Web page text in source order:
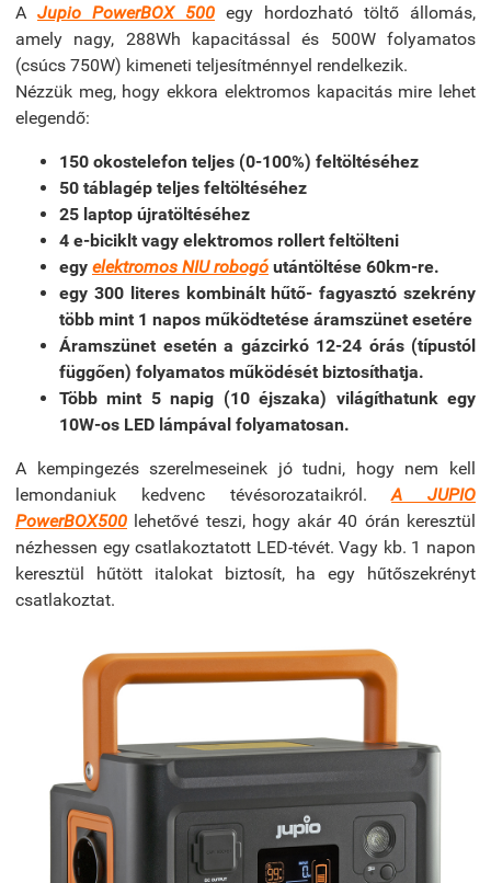
A Jupio PowerBOX 500 egy hordozható töltő állomás,
amely nagy, 288Wh kapacitással és 500W folyamatos
(csúcs 750W) kimeneti teljesítménnyel rendelkezik.
Nézzük meg, hogy ekkora elektromos kapacitás mire lehet
elegendő:
150 okostelefon teljes (0-100%) feltöltéséhez
50 táblagép teljes feltöltéséhez
25 laptop újratöltéséhez
4 e-biciklt vagy elektromos rollert feltölteni
egy elektromos NIU robogó utántöltése 60km-re.
egy 300 literes kombinált hűtő- fagyasztó szekrény
több mint 1 napos működtetése áramszünet esetére
Áramszünet esetén a gázcirkó 12-24 órás (típustól
függően) folyamatos működését biztosíthatja.
Több mint 5 napig (10 éjszaka) világíthatunk egy
10W-os LED lámpával folyamatosan.
A kempingezés szerelmeseinek jó tudni, hogy nem kell
lemondaniuk kedvenc tévésorozataikról.A JUPIO
PowerBOX500 lehetővé teszi, hogy akár 40 órán keresztül
nézhessen egy csatlakoztatott LED-tévét. Vagy kb. 1 napon
keresztül hűtött italokat biztosít, ha egy hűtőszekrényt
csatlakoztat.